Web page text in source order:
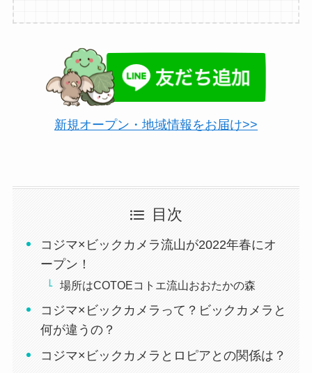
新規オープン・地域情報をお届け>>
目次
コジマ×ビックカメラ流山が2022年春にオ
ープン！
場所はCOTOEコトエ流山おおたかの森
コジマ×ビックカメラって？ビックカメラと
何が違うの？
コジマ×ビックカメラとロピアとの関係は？